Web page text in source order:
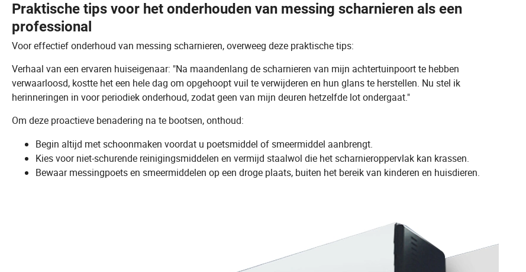
Praktische tips voor het onderhouden van messing scharnieren als een
professional
Voor effectief onderhoud van messing scharnieren, overweeg deze praktische tips:
Verhaal van een ervaren huiseigenaar: "Na maandenlang de scharnieren van mijn achtertuinpoort te hebben
verwaarloosd, kostte het een hele dag om opgehoopt vuil te verwijderen en hun glans te herstellen. Nu stel ik
herinneringen in voor periodiek onderhoud, zodat geen van mijn deuren hetzelfde lot ondergaat."
Om deze proactieve benadering na te bootsen, onthoud:
Begin altijd met schoonmaken voordat u poetsmiddel of smeermiddel aanbrengt.
Kies voor niet-schurende reinigingsmiddelen en vermijd staalwol die het scharnieroppervlak kan krassen.
Bewaar messingpoets en smeermiddelen op een droge plaats, buiten het bereik van kinderen en huisdieren.